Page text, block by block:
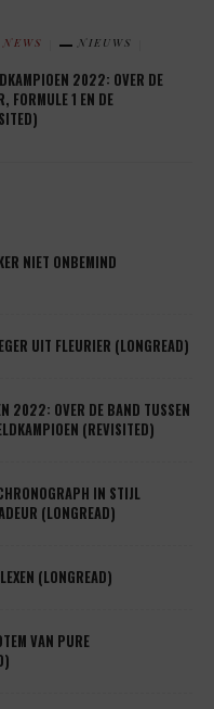
NEWS
NIEUWS
2022: OVER DE
FORMULE 1 EN DE
NIET ONBEMIND
UIT FLEURIER (LONGREAD)
2022: OVER DE BAND TUSSEN
(REVISITED)
IN STIJL
(LONGREAD)
(LONGREAD)
VAN PURE